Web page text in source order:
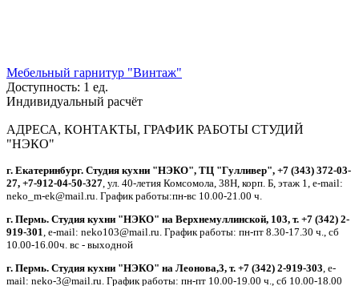
Мебельный гарнитур "Винтаж"
Доступность: 1 ед.
Индивидуальный расчёт
АДРЕСА, КОНТАКТЫ, ГРАФИК РАБОТЫ СТУДИЙ
"НЭКО"
г. Екатеринбург. Студия кухни "НЭКО", ТЦ "Гулливер", +7 (343) 372-03-
27, +7-912-04-50-327, ул. 40-летия Комсомола, 38Н, корп. Б, этаж 1, e-mail:
neko_m-ek@mail.ru. График работы:пн-вс 10.00-21.00 ч.
г. Пермь. Студия кухни "НЭКО" на Верхнемуллинской, 103, т. +7 (342) 2-
919-301, e-mail: neko103@mail.ru. График работы: пн-пт 8.30-17.30 ч., сб
10.00-16.00ч. вс - выходной
г. Пермь. Студия кухни "НЭКО" на Леонова,3, т. +7 (342) 2-919-303, e-
mail: neko-3@mail.ru. График работы: пн-пт 10.00-19.00 ч., сб 10.00-18.00